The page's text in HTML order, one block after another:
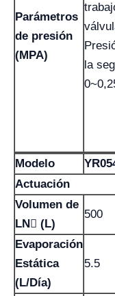
Parámetros
de presión
(MPA)
la
Modelo
Actuación
Volumen de
LN (L)
500
Evaporación
Estática
(L/Día)
5.5